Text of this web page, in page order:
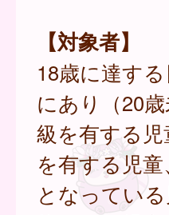
【対象者】
18歳に達す
にあり（20
級を有する
を有する児
となってい